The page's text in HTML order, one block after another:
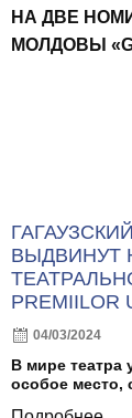
ВЫДВИНУТ
PREMIILOR
04/03/2024
В мире театра
особое место,